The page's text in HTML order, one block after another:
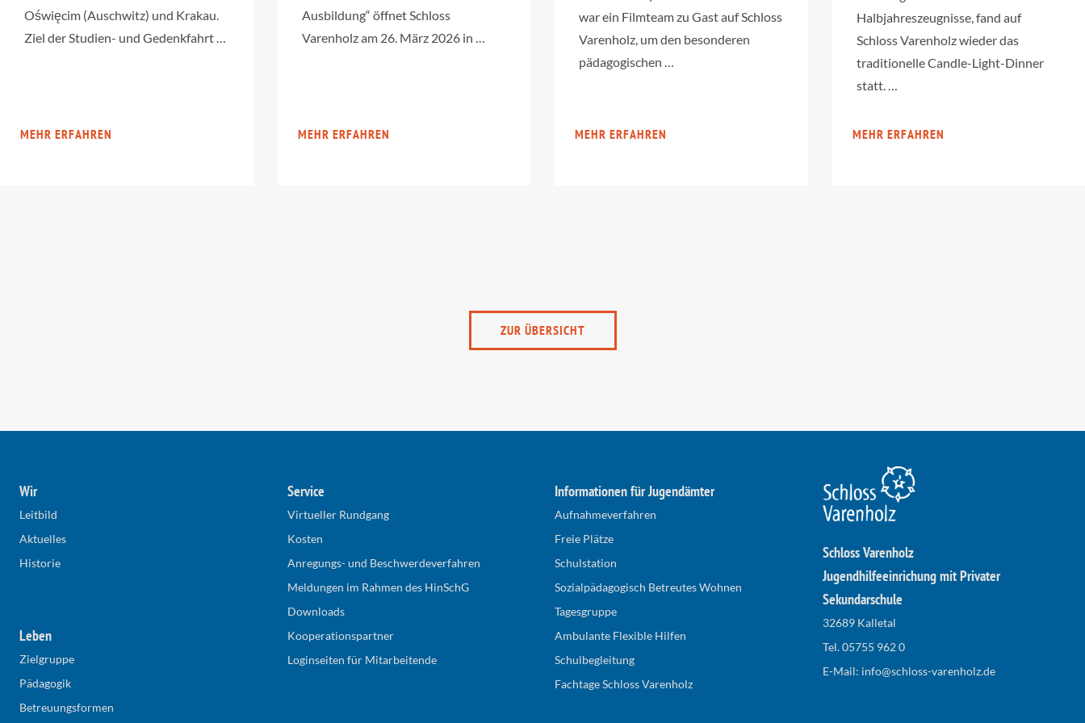
Oświęcim (Auschwitz) und Krakau.
Ziel der Studien- und Gedenkfahrt …
MEHR ERFAHREN
Ausbildung“ öffnet Schloss
Varenholz am 26. März 2026 in …
MEHR ERFAHREN
war ein Filmteam zu Gast auf Schloss
Varenholz, um den besonderen
pädagogischen …
MEHR ERFAHREN
Halbjahreszeugnisse, fand auf
Schloss Varenholz wieder das
traditionelle Candle-Light-Dinner
statt. …
MEHR ERFAHREN
ZUR ÜBERSICHT
Wir
Leitbild
Aktuelles
Historie
Leben
Zielgruppe
Pädagogik
Betreuungsformen
Service
Virtueller Rundgang
Kosten
Anregungs- und Beschwerdeverfahren
Meldungen im Rahmen des HinSchG
Downloads
Kooperationspartner
Loginseiten für Mitarbeitende
Informationen für Jugendämter
Aufnahmeverfahren
Freie Plätze
Schulstation
Sozialpädagogisch Betreutes Wohnen
Tagesgruppe
Ambulante Flexible Hilfen
Schulbegleitung
Fachtage Schloss Varenholz
Schloss Varenholz
Jugendhilfeeinrichung mit Privater
Sekundarschule
32689 Kalletal
Tel.05755 962 0
E-Mail: info@schloss-varenholz.de